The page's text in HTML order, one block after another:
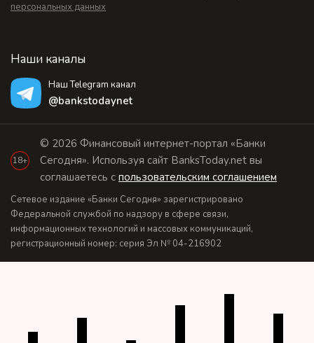
персональных данных
Наши каналы
Наш Telegram канал
@bankstodaynet
18+
© 2026 Финансовый интернет-портал «Банки
Сегодня». Используя сайт BanksToday.net вы
соглашаетесь с пользовательским соглашением
Сетевое издание «Банки Сегодня» зарегистрировано
Федеральной службой по надзору в сфере связи,
информационных технологий и массовых коммуникаций,
регистрационный номер: серия Эл № 04-216902